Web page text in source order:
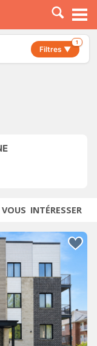
Filtres ▼
1
INTÉRESSER